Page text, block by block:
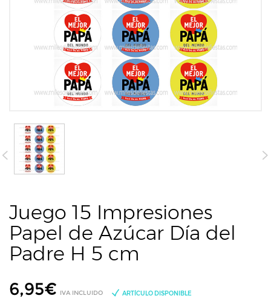
Juego 15 Impresiones
Papel de Azúcar Día del
Padre H 5 cm
6,95€ IVA INCLUIDO ARTÍCULO DISPONIBLE